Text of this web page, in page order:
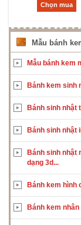
Chọn mua
Mẫu bánh
Mẫu bánh kem
Bánh kem sinh
Bánh sinh nhật
Bánh sinh nhật
Bánh sinh nhật
dạng 3d...
Bánh kem hình
Bánh kem